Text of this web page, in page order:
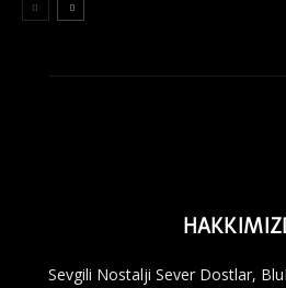
Sevgili Nostalji Sever Dostlar,